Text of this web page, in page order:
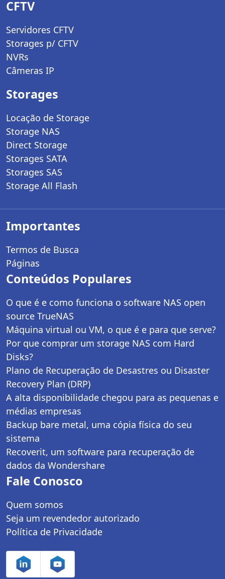
CFTV
Servidores CFTV
Storages p/ CFTV
NVRs
Câmeras IP
Storages
Locação de Storage
Storage NAS
Direct Storage
Storages SATA
Storages SAS
Storage All Flash
Importantes
Termos de Busca
Páginas
Conteúdos Populares
O que é e como funciona o software NAS open
source TrueNAS
Máquina virtual ou VM, o que é e para que serve?
Por que comprar um storage NAS com Hard
Disks?
Plano de Recuperação de Desastres ou Disaster
Recovery Plan (DRP)
A alta disponibilidade chegou para as pequenas e
médias empresas
Backup bare metal, uma cópia física do seu
sistema
Recoverit, um software para recuperação de
dados da Wondershare
Fale Conosco
Quem somos
Seja um revendedor autorizado
Política de Privacidade